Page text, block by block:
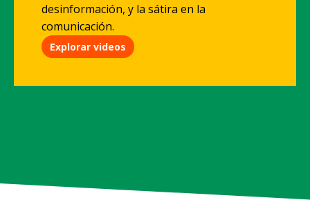
desinformación, y la sátira en la
comunicación.
Explorar videos